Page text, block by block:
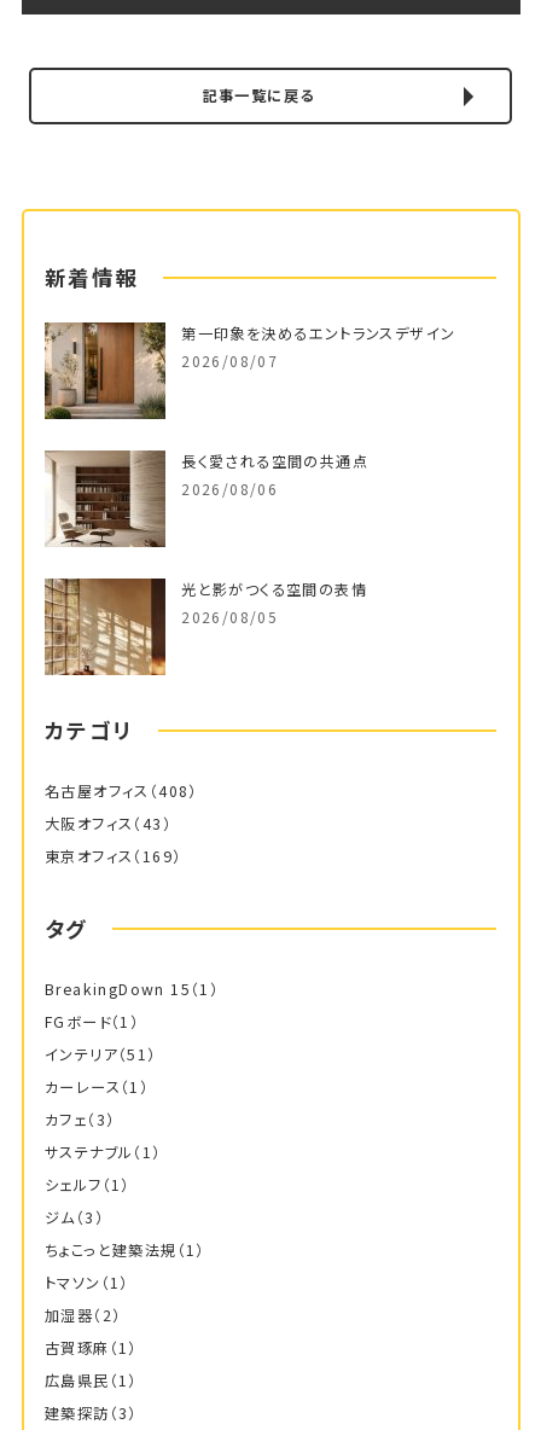
記事一覧に戻る
新着情報
第一印象を決めるエントランスデザイン
2026/08/07
長く愛される空間の共通点
2026/08/06
光と影がつくる空間の表情
2026/08/05
カテゴリ
名古屋オフィス （408）
大阪オフィス （43）
東京オフィス （169）
タグ
BreakingDown 15 （1）
FGボード（1）
インテリア（51）
カーレース （1）
カフェ（3）
サステナブル （1）
シェルフ （1）
ジム （3）
ちょこっと建築法規 （1）
トマソン （1）
加湿器（2）
古賀琢麻 （1）
広島県民 （1）
建築探訪 （3）